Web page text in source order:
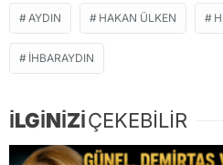
AYDIN HAKAN ÜLKEN
IHBARAYDIN
İLGİNİZİÇEKEBİLİR